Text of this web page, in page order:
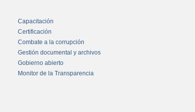
Capacitación
Certificación
Combate a la corrupción
Gestión documental y archivos
Gobierno abierto
Monitor de la Transparencia